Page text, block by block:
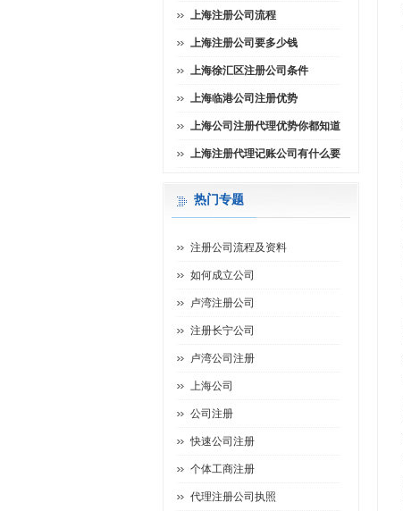
上海注册公司流程
上海注册公司要多少钱
上海徐汇区注册公司条件
上海临港公司注册优势
上海公司注册代理优势你都知道
上海注册代理记账公司有什么要
热门专题
注册公司流程及资料
如何成立公司
卢湾注册公司
注册长宁公司
卢湾公司注册
上海公司
公司注册
快速公司注册
个体工商注册
代理注册公司执照